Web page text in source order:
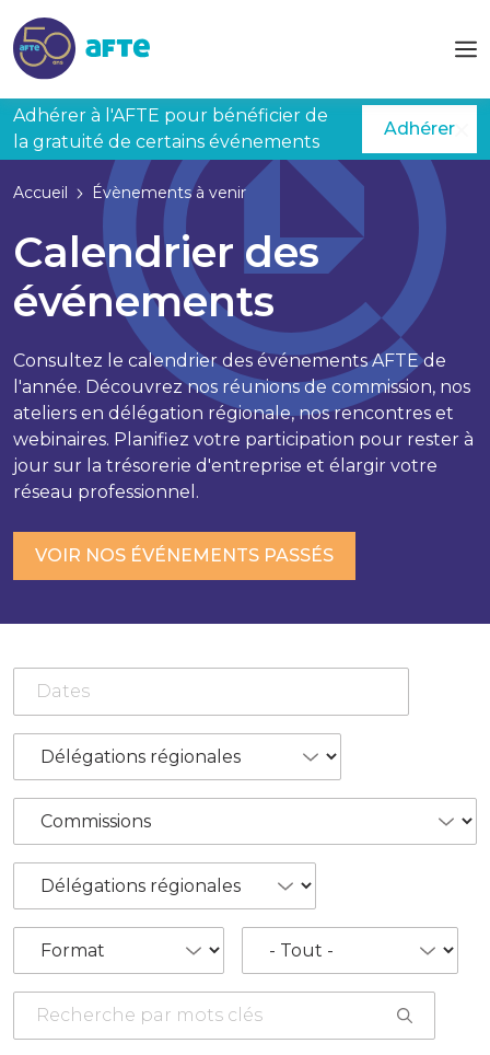
Adhérer à l'AFTE pour bénéficier de
la gratuité de certains événements
Adhérer
Accueil Évènements à venir
Calendrier des
événements
Consultez le calendrier des événements AFTE de
l'année. Découvrez nos réunions de commission, nos
ateliers en délégation régionale, nos rencontres et
webinaires. Planifiez votre participation pour rester à
jour sur la trésorerie d'entreprise et élargir votre
réseau professionnel.
VOIR NOS ÉVÉNEMENTS PASSÉS